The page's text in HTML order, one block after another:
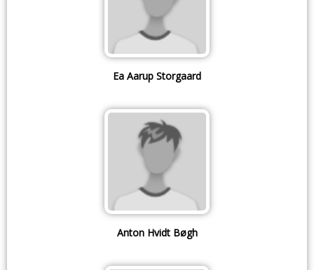
Ea Aarup Storgaard
Anton Hvidt Bøgh